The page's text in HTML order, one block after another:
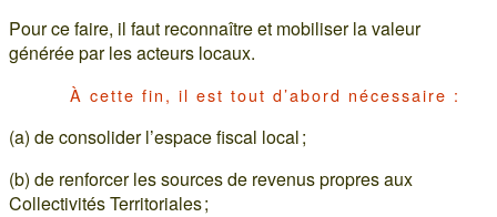
Pour ce faire, il faut reconnaître et mobiliser la valeur
générée par les acteurs locaux.
À cette fin, il est tout d’abord nécessaire :
(a) de consolider l’espace fiscal local ;
(b) de renforcer les sources de revenus propres aux
Collectivités Territoriales ;